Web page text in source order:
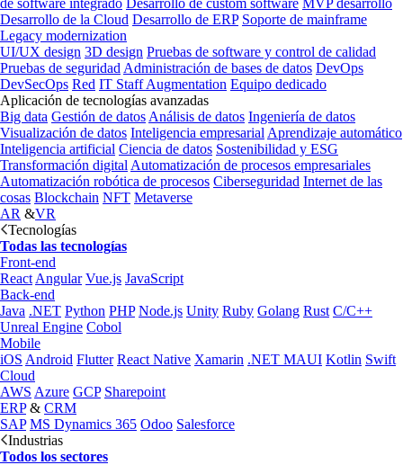
de software integrado Desarrollo de custom software MVP desarrollo
Desarrollo de la Cloud Desarrollo de ERP Soporte de mainframe
Legacy modernization
UI/UX design 3D design Pruebas de software y control de calidad
Pruebas de seguridad Administración de bases de datos DevOps
DevSecOps Red IT Staff Augmentation Equipo dedicado
Aplicación de tecnologías avanzadas
Big data Gestión de datos Análisis de datos Ingeniería de datos
Visualización de datos Inteligencia empresarial Aprendizaje automático
Inteligencia artificial Ciencia de datos Sostenibilidad y ESG
Transformación digital Automatización de procesos empresariales
Automatización robótica de procesos Ciberseguridad Internet de las
cosas Blockchain NFT Metaverse
AR &VR
Tecnologías
Todas las tecnologías
Front-end
React Angular Vue.js JavaScript
Back-end
Java .NET Python PHP Node.js Unity Ruby Golang Rust C/C++
Unreal Engine Cobol
Mobile
iOS Android Flutter React Native Xamarin .NET MAUI Kotlin Swift
Cloud
AWS Azure GCP Sharepoint
ERP& CRM
SAP MS Dynamics 365 Odoo Salesforce
Industrias
Todos los sectores